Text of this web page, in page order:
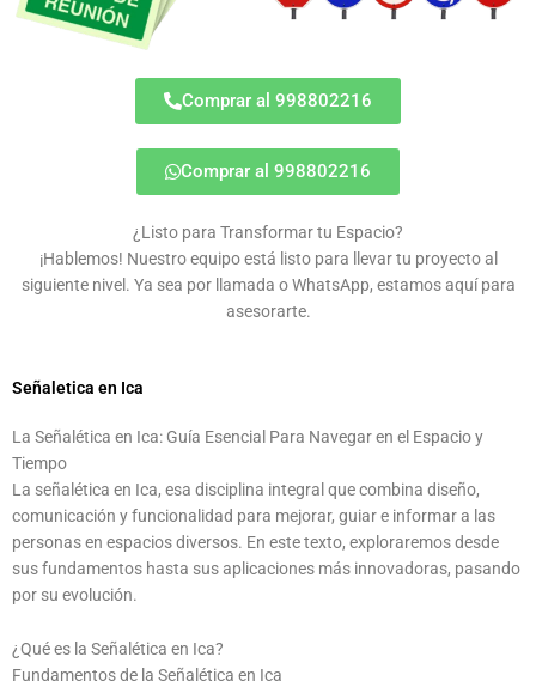
Comprar al 998802216
Comprar al 998802216
¿Listo para Transformar tu Espacio?
¡Hablemos! Nuestro equipo está listo para llevar tu proyecto al
siguiente nivel. Ya sea por llamada o WhatsApp, estamos aquí para
asesorarte.
Señaletica en Ica
La Señalética en Ica: Guía Esencial Para Navegar en el Espacio y
Tiempo
La señalética en Ica, esa disciplina integral que combina diseño,
comunicación y funcionalidad para mejorar, guiar e informar a las
personas en espacios diversos. En este texto, exploraremos desde
sus fundamentos hasta sus aplicaciones más innovadoras, pasando
por su evolución.
¿Qué es la Señalética en Ica?
Fundamentos de la Señalética en Ica